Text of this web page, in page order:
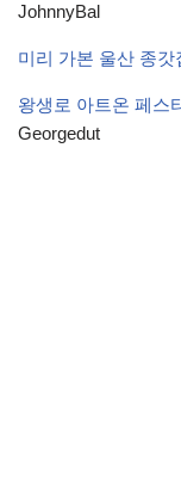
JohnnyBal
미리 가본 울산 종갓
왕생로 아트온 페스
Georgedut